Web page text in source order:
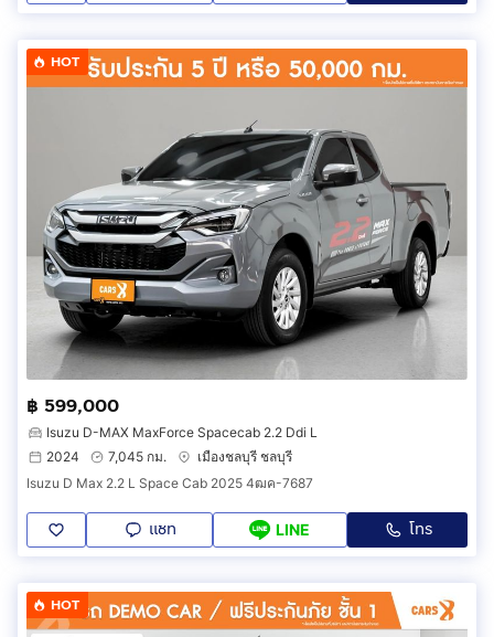
HOT
฿ 599,000
Isuzu D-MAX MaxForce Spacecab 2.2 Ddi L
2024
7,045 กม.
เมืองชลบุรี ชลบุรี
Isuzu D Max 2.2 L Space Cab 2025 4ฒค-7687
แชท LINE โทร
HOT